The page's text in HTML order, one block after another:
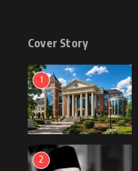
Cover Story
1
2